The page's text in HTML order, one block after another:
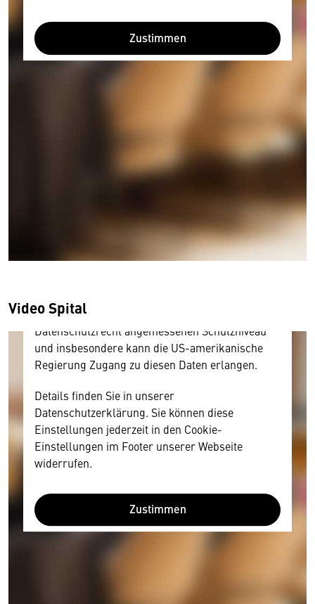
Zustimmen
Video Spital
Wir benötigen Ihre Zustimmung
Hier würden wir Ihnen gerne einen externen
Inhalt anzeigen. Dafür benötigen wir allerdings
Ihre Zustimmung, da Ihr Browser
personenbezogene technische Daten zu Geräten
Diese Daten unterliegen keinem dem EU-
Datenschutzrecht angemessenen Schutzniveau
und insbesondere kann die US-amerikanische
Regierung Zugang zu diesen Daten erlangen.
Details finden Sie in unserer
Datenschutzerklärung. Sie können diese
Einstellungen jederzeit in den Cookie-
Einstellungen im Footer unserer Webseite
widerrufen.
Zustimmen